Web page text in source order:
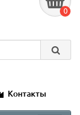
0
Контакты